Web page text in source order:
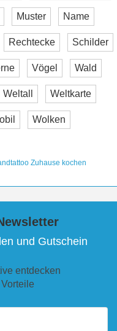
Muster Name
Rechtecke Schilder
Vögel Wald
Weltall Weltkarte
Wolken
Zuhause kochen
und Gutschein
entdecken